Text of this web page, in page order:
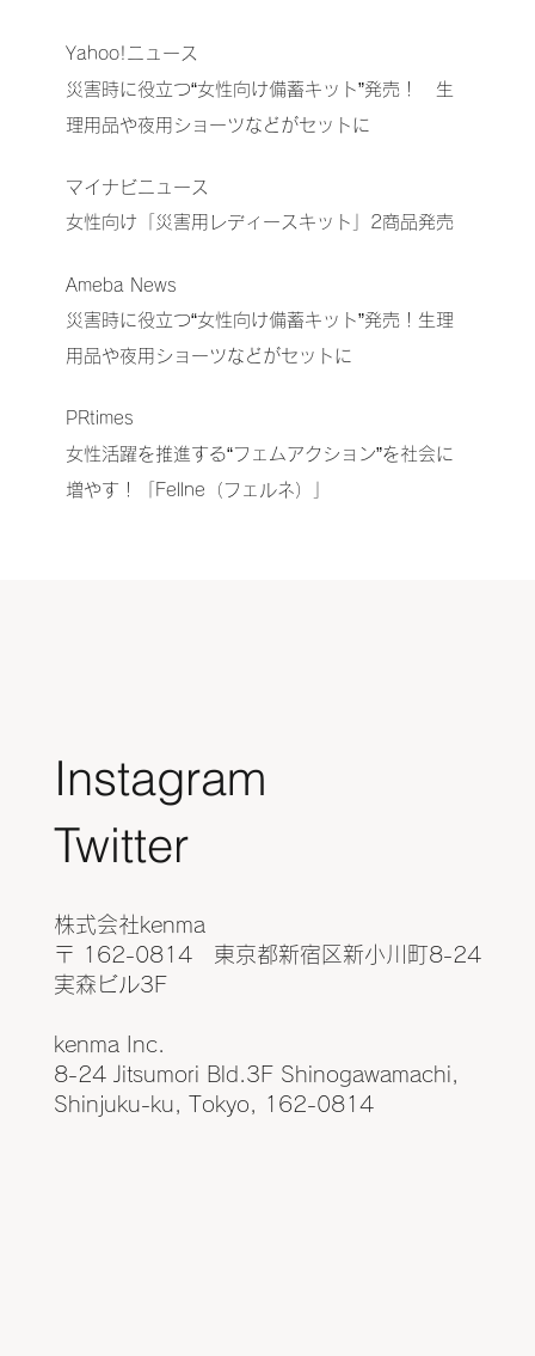
Yahoo!ニュース
災害時に役立つ“女性向け備蓄キット”発売！ 生
理用品や夜用ショーツなどがセットに
マイナビニュース
女性向け「災害用レディースキット」2商品発売
Ameba News
災害時に役立つ“女性向け備蓄キット”発売！生理
用品や夜用ショーツなどがセットに
PRtimes
女性活躍を推進する“フェムアクション”を社会に
増やす！「Fellne（フェルネ）」
株式会社kenma
〒 162-0814 東京都新宿区新小川町8-24
実森ビル3F
kenma Inc.
8-24 Jitsumori Bld.3F Shinogawamachi,
Shinjuku-ku, Tokyo, 162-0814
Instagram
​Twitter